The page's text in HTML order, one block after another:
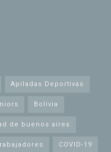
Apiladas Deportivas
Bolivia
de buenos aires
COVID-19